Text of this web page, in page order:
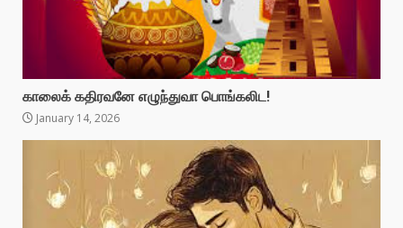
காலைக் கதிரவனே எழுந்துவா பொங்கலிட!
January 14, 2026